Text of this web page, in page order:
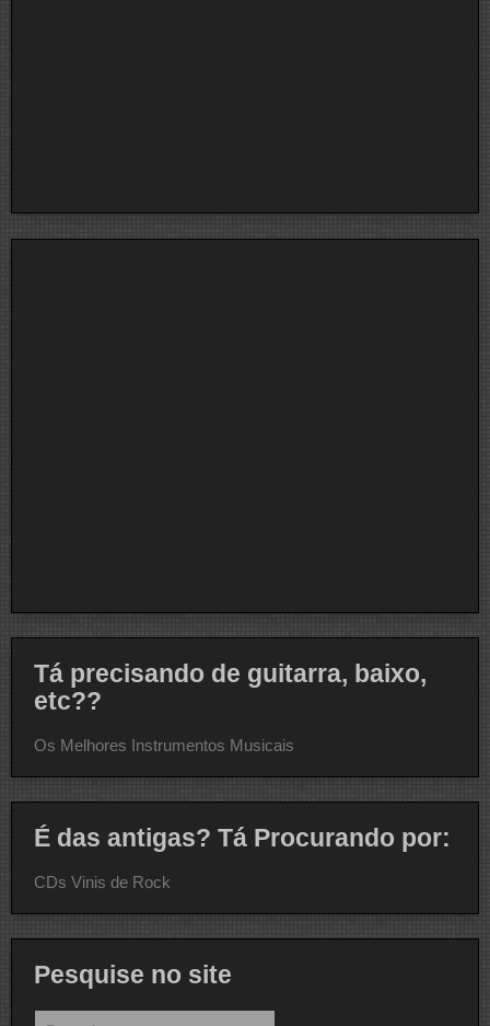
Tá precisando de guitarra, baixo,
etc??
Os Melhores Instrumentos Musicais
É das antigas? Tá Procurando por:
CDs Vinis de Rock
Pesquise no site